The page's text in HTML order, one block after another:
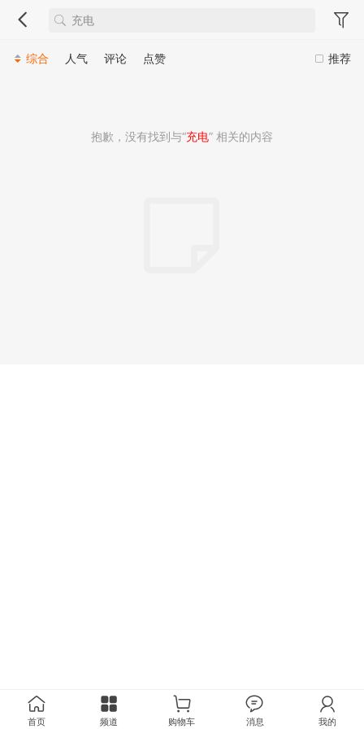
推荐
综合 人气 评论 点赞
抱歉，没有找到与“充电” 相关的内容
首页 频道 购物车 消息 我的